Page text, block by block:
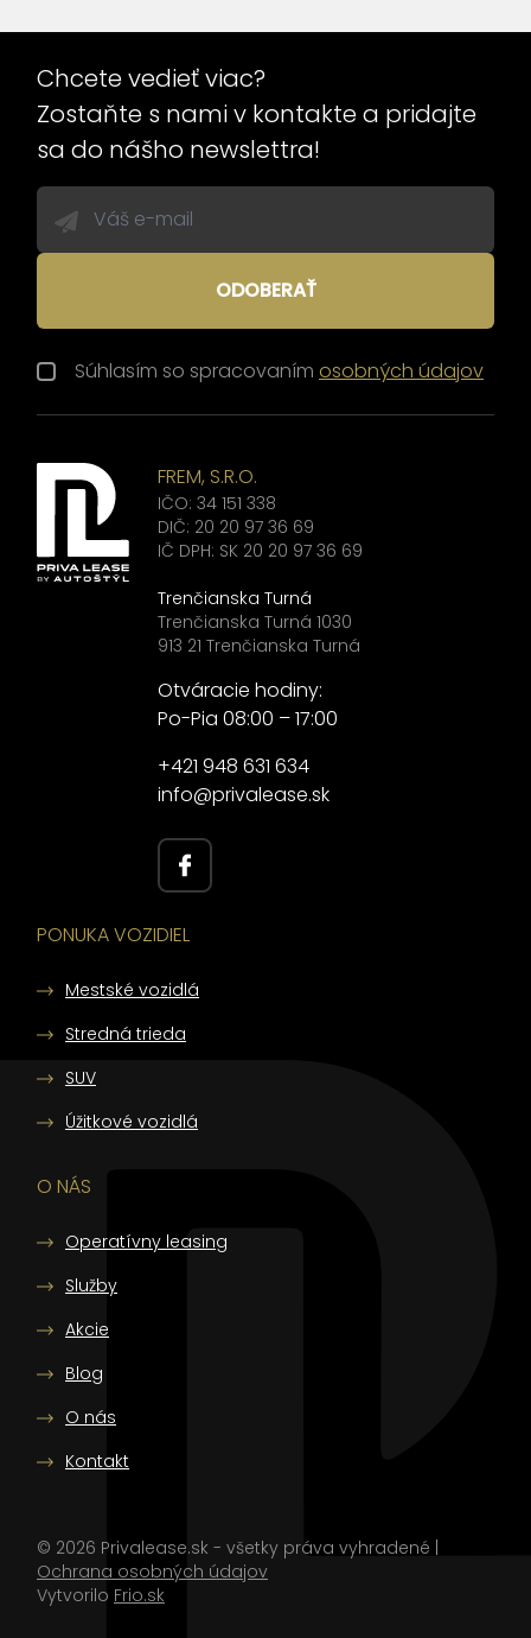
Chcete vedieť viac?
Zostaňte s nami v kontakte a pridajte
sa do nášho newslettra!
ODOBERAŤ
Súhlasím so spracovaním osobných údajov
FREM, S.R.O.
IČO: 34 151 338
DIČ: 20 20 97 36 69
IČ DPH: SK 20 20 97 36 69
Trenčianska Turná
Trenčianska Turná 1030
913 21 Trenčianska Turná
Otváracie hodiny:
Po-Pia 08:00 – 17:00
+421 948 631 634
info@privalease.sk
PONUKA VOZIDIEL
Mestské vozidlá
Stredná trieda
SUV
Úžitkové vozidlá
O NÁS
Operatívny leasing
Služby
Akcie
Blog
O nás
Kontakt
© 2026 Privalease.sk - všetky práva vyhradené |
Ochrana osobných údajov
Vytvorilo Frio.sk